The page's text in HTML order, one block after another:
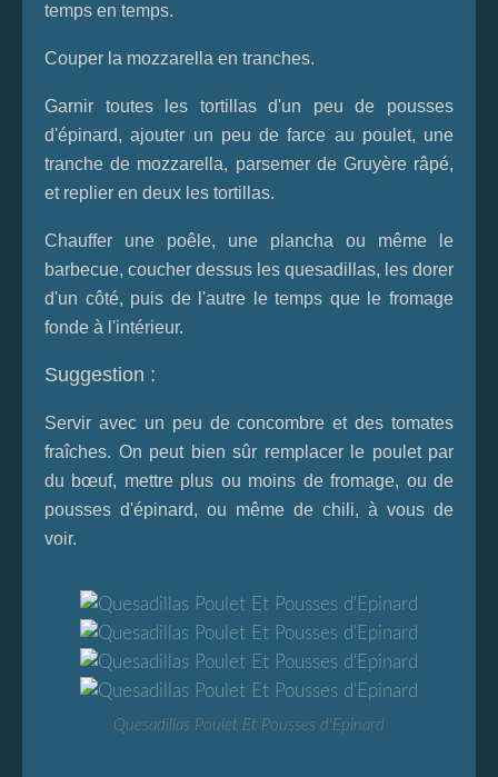
temps en temps.
Couper la mozzarella en tranches.
Garnir toutes les tortillas d'un peu de pousses
d'épinard, ajouter un peu de farce au poulet, une
tranche de mozzarella, parsemer de Gruyère râpé,
et replier en deux les tortillas.
Chauffer une poêle, une plancha ou même le
barbecue, coucher dessus les quesadillas, les dorer
d'un côté, puis de l'autre le temps que le fromage
fonde à l'intérieur.
Suggestion :
Servir avec un peu de concombre et des tomates
fraîches. On peut bien sûr remplacer le poulet par
du bœuf, mettre plus ou moins de fromage, ou de
pousses d'épinard, ou même de chili, à vous de
voir.
Quesadillas Poulet Et Pousses d'Epinard